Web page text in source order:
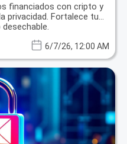
financiados con cripto y
privacidad. Fortalece tu
6/7/26, 12:00 AM